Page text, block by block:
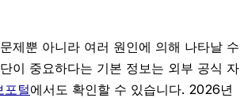
제뿐 아니라 여러 원인에 의해 나타날 수
이 중요하다는 기본 정보는 외부 공식 자
포털에서도 확인할 수 있습니다. 2026년